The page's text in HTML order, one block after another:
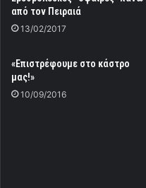
από τον Πειραιά
13/02/2017
«Επιστρέφουμε στο κάστρο
μας!»
10/09/2016